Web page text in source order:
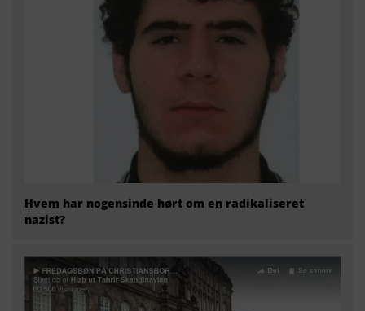
Hvem har nogensinde hørt om en radikaliseret
nazist?